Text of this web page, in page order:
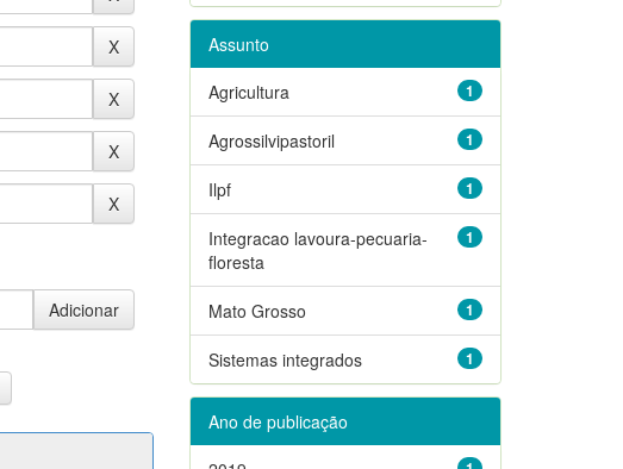
Assunto
1
Agricultura
1
Agrossilvipastoril
1
Ilpf
1
Integracao lavoura-pecuaria-
floresta
1
Mato Grosso
1
Sistemas integrados
Ano de publicação